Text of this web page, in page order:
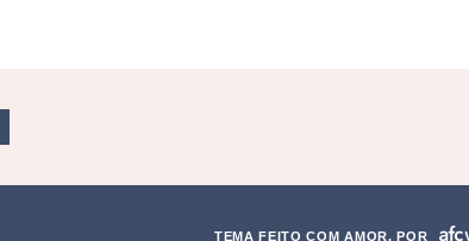
TEMA FEITO COM AMOR, POR